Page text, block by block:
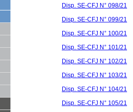
Disp. SE-CFJ N° 098/21
Disp. SE-CFJ N° 099/21
Disp. SE-CFJ N° 100/21
Disp. SE-CFJ N° 101/21
Disp. SE-CFJ N° 102/21
Disp. SE-CFJ N° 103/21
Disp. SE-CFJ N° 104/21
Disp. SE-CFJ N° 105/21